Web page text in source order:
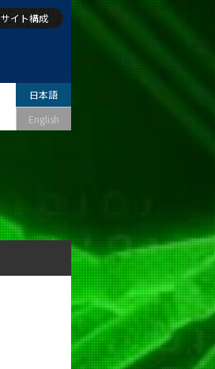
サイト構成
日本語
English